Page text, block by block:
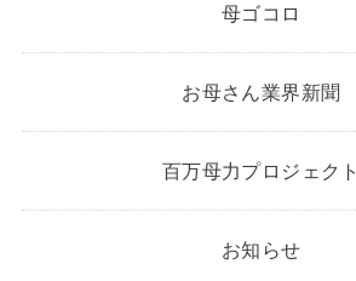
母ゴコロ
お母さん業界新聞
百万母力プロジェクト
お知らせ